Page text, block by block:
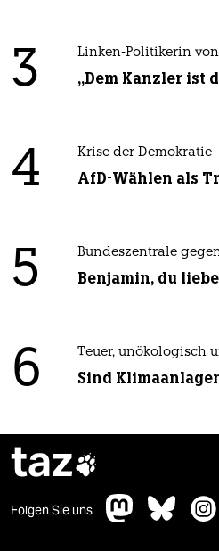
3 Linken-Politikerin
„Dem Kanzler ist
4 Krise der Demokratie
AfD-Wählen als
5 Bundeszentrale
Benjamin, du
6 Teuer, unökologisch
Sind
taz
Folgen Sie uns